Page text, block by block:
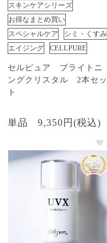
スキンケアシリーズ
お得なまとめ買い
スペシャルケア
シミ・くすみ
エイジング
CELLPURE
セルピュア ブライトニ
ングクリスタル 2本セッ
ト
単品 9,350円(税込)